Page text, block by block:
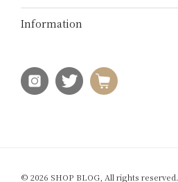
Information
© 2026 SHOP BLOG, All rights reserved.